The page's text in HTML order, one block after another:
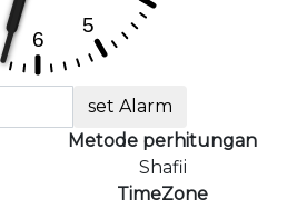
set Alarm
Metode perhitungan
Shafii
TimeZone